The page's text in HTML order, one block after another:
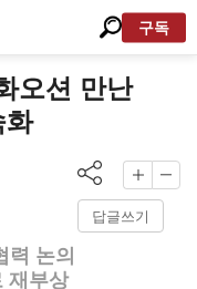
구독
오션 만난
화
답글쓰기
논의
재부상